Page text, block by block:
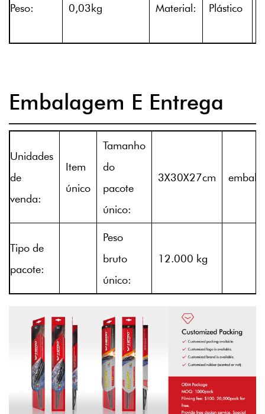
Peso: 0,03kg Material: Plástico
Embalagem E Entrega
Unidades
de
venda:
Item
único
Tamanho
do
pacote
único:
3X30X27cm
Tipo de
pacote:
Peso
bruto
único:
12.000 kg